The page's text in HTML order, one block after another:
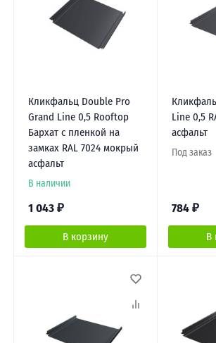
Кликфальц Double Pro
Grand Line 0,5 Rooftop
Бархат с пленкой на
замках RAL 7024 мокрый
асфальт
В наличии
1 043 ₽
В корзину
Line 0,5
асфальт
Под заказ
784 ₽
В